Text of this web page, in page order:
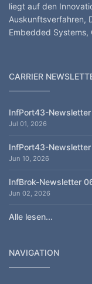
liegt auf den
Auskunftsverfahren,
Embedded Systems,
CARRIER
InfPort43-
Jul 01, 2026
InfPort43-
Jun 10, 2026
InfBrok-Newsletter
Jun 02, 2026
Alle lesen...
NAVIGATION